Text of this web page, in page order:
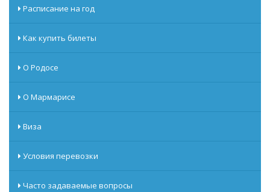
Расписание на год
Как купить билеты
О Родосе
О Мармарисе
Виза
Условия перевозки
Часто задаваемые вопросы